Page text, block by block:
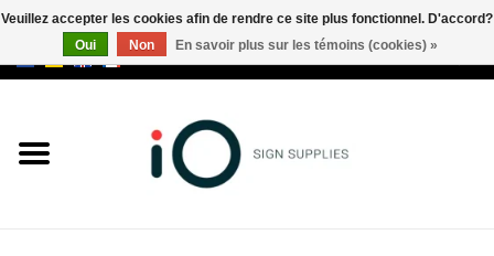
Marques
Veuillez accepter les cookies afin de rendre ce site plus fonctionnel. D'accord?
Oui
Non En savoir plus sur les témoins (cookies) »